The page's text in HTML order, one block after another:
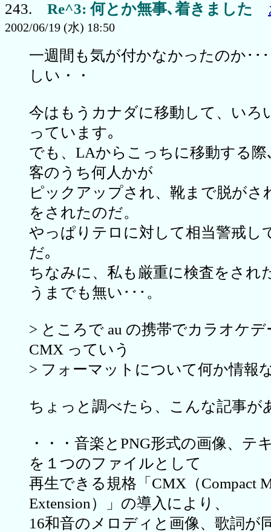
243. Re^3: 何とか無事､着きました
2002/06/19 (水) 18:50
一週間も気が付かなかったのか･･
しい・・
今はもうカナダに移動して、いろ
っています｡
でも、LAからこっちに移動する際
客のうち何人かが
ピックアップされ、靴まで脱がさ
をされたのだ。
やっぱりテロに対して相当警戒し
だ｡
ちなみに、私も厳重に検査をされ
うまでも無い･･･。
> ところで au の携帯でカラオケ
CMX っていう
> フォーマットについて何か情報
ちょっと調べたら、こんな記事が
・・・音楽とPNG形式の画像、テ
を１つのファイルとして
再生できる規格「CMX（Compact
Extension）」の導入により、
16和音のメロディと画像、歌詞が